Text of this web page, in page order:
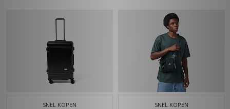
SNEL KOPEN SNEL KOPEN